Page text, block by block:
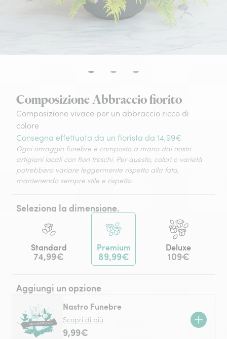
Composizione Abbraccio fiorito
Composizione vivace per un abbraccio ricco di
colore
Consegna effettuata da un fiorista da 14,99€
Ogni omaggio funebre è composto a mano dai nostri
artigiani locali con fiori freschi. Per questo, colori o varietà
potrebbero variare leggermente rispetto alla foto,
mantenendo sempre stile e rispetto.
Seleziona la dimensione.
Standard
74,99€
Premium
89,99€
Deluxe
109€
Aggiungi un opzione
Nastro Funebre
Scopri di più
9,99€